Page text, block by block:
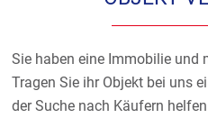
Sie haben eine Immobilie und
Tragen Sie ihr Objekt bei uns
der Suche nach Käufern